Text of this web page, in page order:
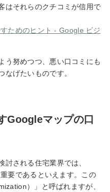
はそれらのクチコミが信用で
ためのヒント - Google ビジ
う努めつつ、悪い口コミにも
なげたいものです。
Googleマップの口
される住宅業界では、
要であるといえます。この
）」と呼ばれますが、